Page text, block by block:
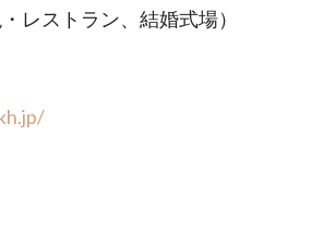
レストラン、結婚式場）